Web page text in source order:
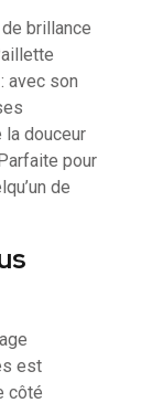
de brillance
avec son
douceur
pour
de
est
côté